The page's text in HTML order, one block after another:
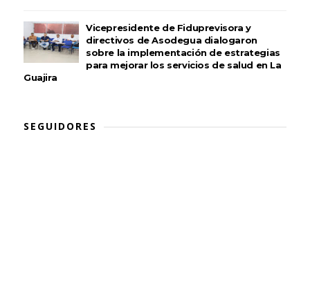
Vicepresidente de Fiduprevisora y
directivos de Asodegua dialogaron
sobre la implementación de estrategias
para mejorar los servicios de salud en La
Guajira
SEGUIDORES